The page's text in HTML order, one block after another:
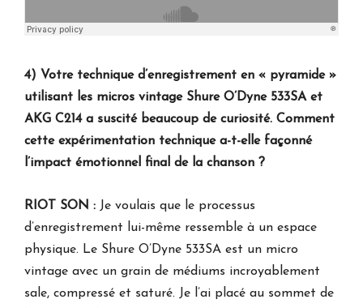
4) Votre technique d’enregistrement en « pyramide »
utilisant les micros vintage Shure O’Dyne 533SA et
AKG C214 a suscité beaucoup de curiosité. Comment
cette expérimentation technique a-t-elle façonné
l’impact émotionnel final de la chanson ?
RIOT SON : Je voulais que le processus
d’enregistrement lui-même ressemble à un espace
physique. Le Shure O’Dyne 533SA est un micro
vintage avec un grain de médiums incroyablement
sale, compressé et saturé. Je l’ai placé au sommet de